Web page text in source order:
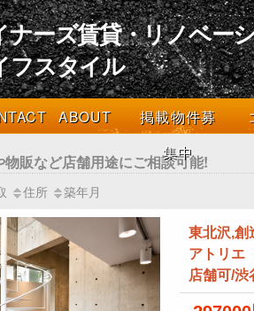
ナーズ賃貸・リノベー
フスタイル
ABOUT
掲載物件募
集中
物販など店舗用途にご相談可能!
住所 築年月
東北沢,創
アトリエ
店舗可/渋